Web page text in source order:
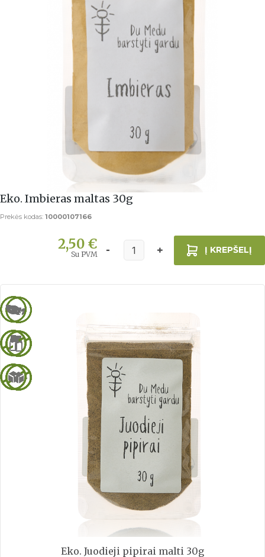
Eko. Imbieras maltas 30g
Prekės kodas: 10000107166
2,50 €
Su PVM Į KREPŠELĮ
Eko. Juodieji pipirai malti 30g